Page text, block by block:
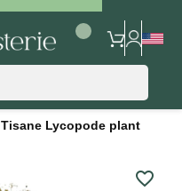
Tisane Lycopode plant
favorite_border